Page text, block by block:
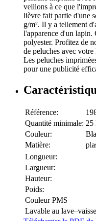
veillons à ce que
lièvre fait partie d'une
g/m². Il y a tellement
l'apparence d'un lapin.
polyester. Profitez de
de peluches avec
Les peluches
pour une publicité
Référence:
Quantité minimale: 25
Couleur:
Matière:
Longueur:
Largueur:
Hauteur:
Poids:
Couleur PMS
Lavable au